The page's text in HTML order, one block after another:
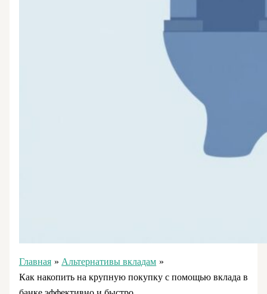
Главная
Альтернативы вкладам
Как накопить на крупную покупку с помощью вклада в